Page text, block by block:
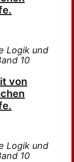
Logik und
10
von
Logik und
10